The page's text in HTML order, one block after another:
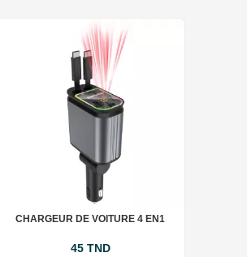
CHARGEUR DE VOITURE 4 EN1
45 TND